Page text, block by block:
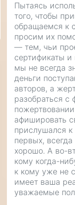
Пытаясь
того, чтобы
обращаемся к
просим их
— тем, чьи
сертификаты и
мы не всегда
деньги
авторов, а
разобраться
афишировать
прислушался
первых,
хорошо. А во-
кому когда-
к кому уже не
имеет ваша
уважаемые